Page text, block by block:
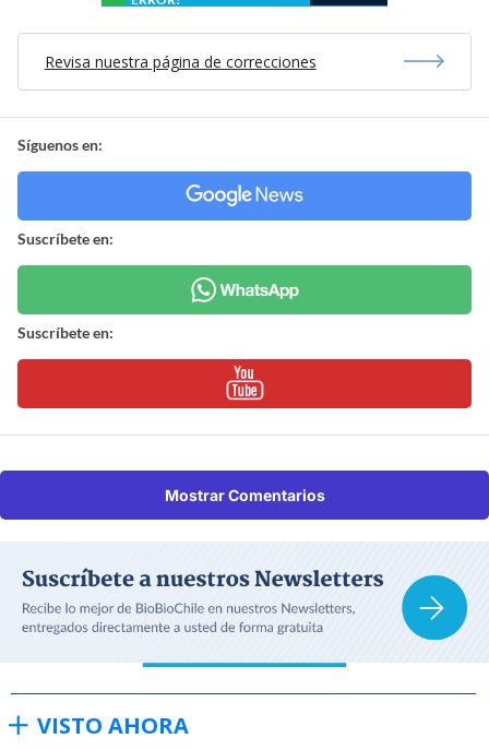
Revisa nuestra página de correcciones
Síguenos en:
Suscríbete en:
Suscríbete en:
Mostrar Comentarios
VISTO AHORA